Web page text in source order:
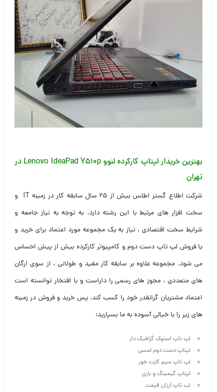
بهترین خریدار لپتاپ کارکرده لنوو Lenovo IdeaPad Y510p در
تهران
شرکت اطلاع گستر اطلس بیش از ۲۵ سال سابقه کار در زمینه IT و
سخت افزار های مرتبط با این رشته دارد. به توجه به نیاز جامعه و
شرایط سخت اقتصادی ، نیاز به یک مجموعه مورد اعتماد برای خرید و
یا فروش لپ تاپ دست دوم و کامپیوتر کارکرده بیش از پیش احساس
می شود. مجموعه علاوه بر سابقه کار مفید و طولانی ، از سوی ارگان
های متعددی ، مجوز های رسمی را داراست و با افتخار توانسته است
اعتماد مشتریان گرانقدر خود را کسب کند. پس خرید و فروش در زمینه
های زیر را با خیالی آسوده به ما بسپارید:
لپ تاپ استوک گرافیک دار
لپتاپ دست دوم لمسی
لپ تاپ سیم کارت خور
لپتاپ گیمینگ و بازی
لب تاپ ارزان قیمت